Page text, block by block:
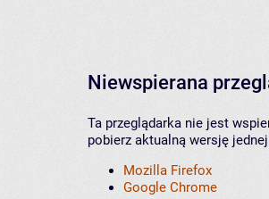
Niewspierana
Ta przeglądarka nie jest
pobierz aktualną wersję
Mozilla Firefox
Google Chrome